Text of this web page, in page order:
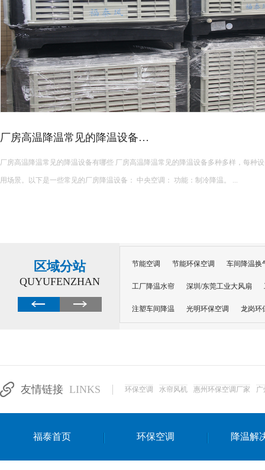
皮革车间降温措施有哪些？
皮革车间使用蒸发冷空调的降温措施及相关要点如下： 设备选型 根据面积：如果车间面积较小，如 200 平方
米以下，可选择单台小型蒸发冷空调。若车间面积较大，如 1000 平方米以上，可能
区域分站
QUYUFENZHAN
节能空调 节能环保空调 车间降温换
工厂降温水帘 深圳/东莞工业大风扇
注塑车间降温 光明环保空调 龙岗环
达州工业省电安装
友情链接 LINKS 环保空调 水帘风机 惠州环保空调厂家 广
福泰首页 环保空调 降温解